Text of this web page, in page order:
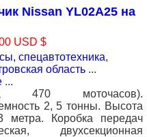
Nissan YL02A25 на
USD $
спецавтотехника,
область ...
...
470 моточасов).
2, 5 тонны. Высота
метра. Коробка передач
двухсекционная